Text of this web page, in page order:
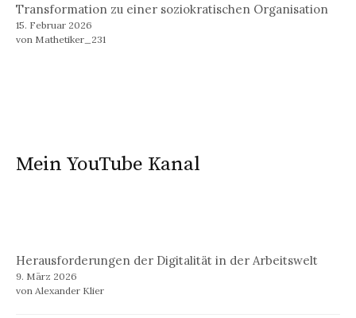
Transformation zu einer soziokratischen Organisation
15. Februar 2026
von Mathetiker_231
Mein YouTube Kanal
Herausforderungen der Digitalität in der Arbeitswelt
9. März 2026
von Alexander Klier